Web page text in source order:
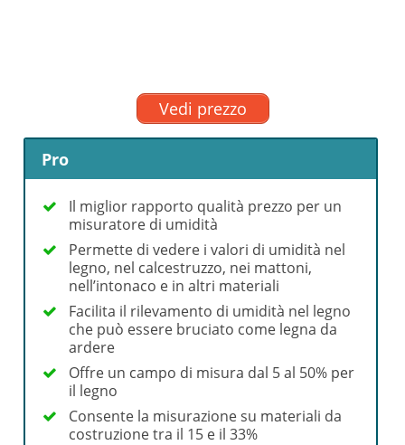
Vedi prezzo
Pro
Il miglior rapporto qualità prezzo per un
misuratore di umidità
Permette di vedere i valori di umidità nel
legno, nel calcestruzzo, nei mattoni,
nell’intonaco e in altri materiali
Facilita il rilevamento di umidità nel legno
che può essere bruciato come legna da
ardere
Offre un campo di misura dal 5 al 50% per
il legno
Consente la misurazione su materiali da
costruzione tra il 15 e il 33%